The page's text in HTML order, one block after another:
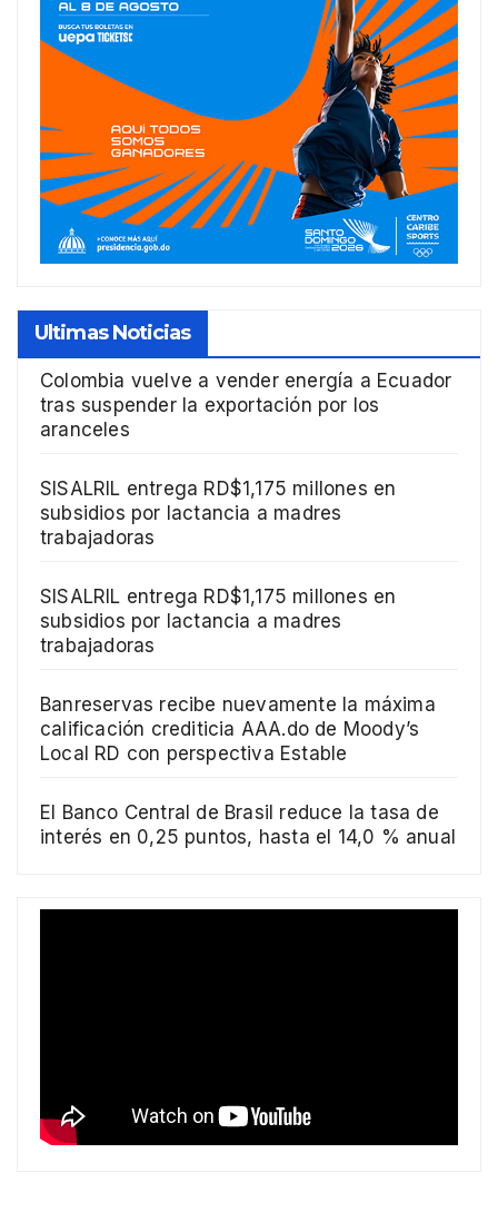
Ultimas Noticias
Colombia vuelve a vender energía a Ecuador
tras suspender la exportación por los
aranceles
SISALRIL entrega RD$1,175 millones en
subsidios por lactancia a madres
trabajadoras
SISALRIL entrega RD$1,175 millones en
subsidios por lactancia a madres
trabajadoras
Banreservas recibe nuevamente la máxima
calificación crediticia AAA.do de Moody’s
Local RD con perspectiva Estable
El Banco Central de Brasil reduce la tasa de
interés en 0,25 puntos, hasta el 14,0 % anual